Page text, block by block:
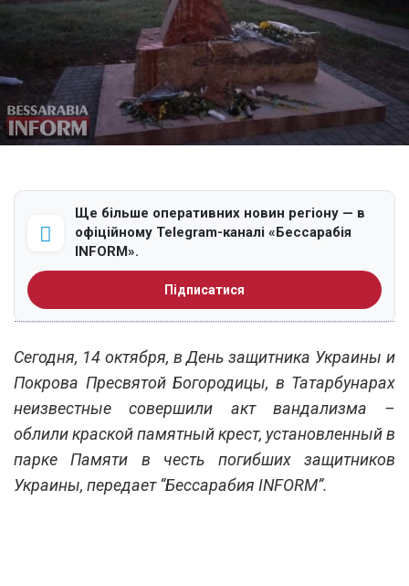
Ще більше оперативних новин регіону — в
офіційному Telegram-каналі «Бессарабія
INFORM».
Підписатися
Сегодня, 14 октября, в День защитника Украины и
Покрова Пресвятой Богородицы, в Татарбунарах
неизвестные совершили акт вандализма –
облили краской памятный крест, установленный в
парке Памяти в честь погибших защитников
Украины, передает “Бессарабия INFORM”.